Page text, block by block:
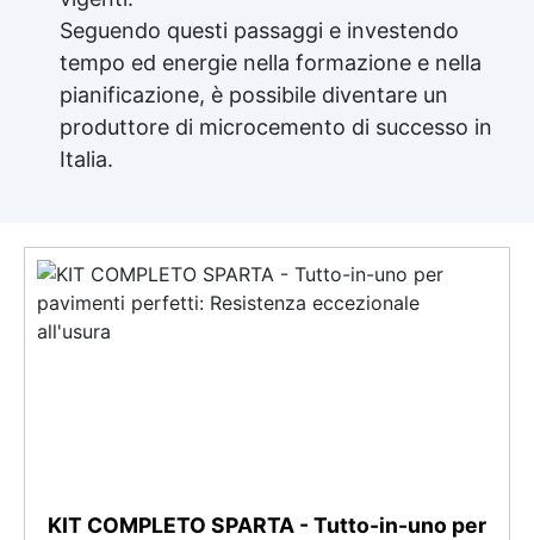
Seguendo questi passaggi e investendo
tempo ed energie nella formazione e nella
pianificazione, è possibile diventare un
produttore di microcemento di successo in
Italia.
KIT COMPLETO SPARTA - Tutto-in-uno per